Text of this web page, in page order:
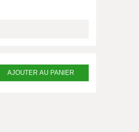
AJOUTER AU PANIER